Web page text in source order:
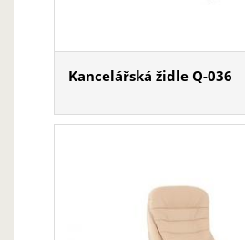
Kancelářská židle Q-036